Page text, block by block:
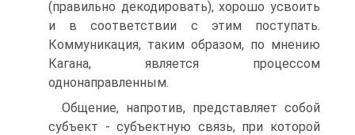
(правильно декодировать), хорошо усвоить
и в соответствии с этим поступать.
Коммуникация, таким образом, по мнению
Кагана, является процессом
однонаправленным.
Общение, напротив, представляет собой
субъект - субъектную связь, при которой